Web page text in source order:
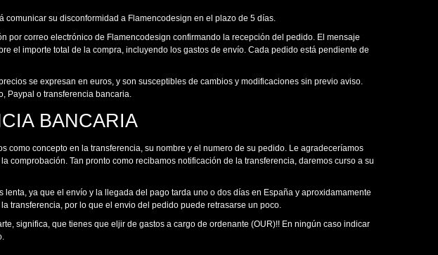
su disconformidad a Flamencodesign en el plazo de 5 días.
por correo electrónico de Flamencodesign confirmando la recepción del pedido. El mensaje
el importe total de la compra, incluyendo los gastos de envío. Cada pedido está pendiente de
se expresan en euros, y son susceptibles de cambios y modificaciones sin previo aviso.
Paypal o transferencia bancaria.
BANCARIA
como concepto en la transferencia, su nombre y el numero de su pedido. Le agradeceríamos
comprobación. Tan pronto como recibamos notificación de la transferencia, daremos curso a su
lenta, ya que el envío y la llegada del pago tarda uno o dos días en España y aproxidamamente
transferencia, por lo que el envio del pedido puede retrasarse un poco.
significa, que tienes que eljir de gastos a cargo de ordenante (OUR)!! En ningún caso indicar